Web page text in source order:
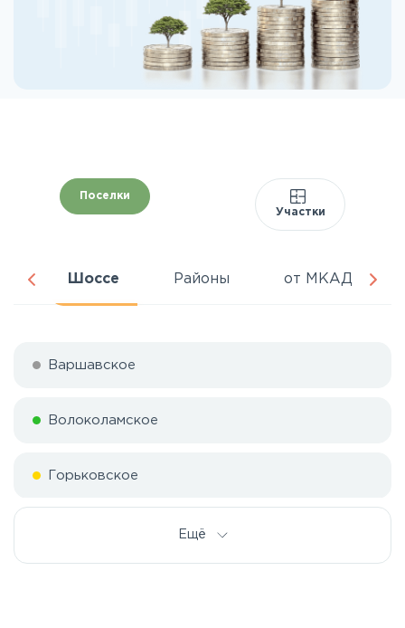
Поселки
Участки
Шоссе Районы от МКАД
Варшавское
Волоколамское
Горьковское
Ещё